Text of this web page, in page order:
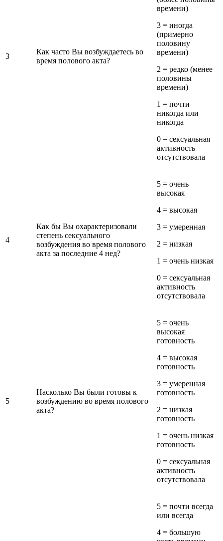
3
Как часто Вы возбуждаетесь во
время полового акта?
времени)
3 = иногда
(примерно
половину
времени)
2 = редко (менее
половины
времени)
1 = почти
никогда или
никогда
0 = сексуальная
активность
отсутствовала
4
Как бы Вы охарактеризовали
степень сексуального
возбуждения во время полового
акта за последние 4 нед?
5 = очень
высокая
4 = высокая
3 = умеренная
2 = низкая
1 = очень низкая
0 = сексуальная
активность
отсутствовала
5
Насколько Вы были готовы к
возбуждению во время полового
акта?
5 = очень
высокая
готовность
4 = высокая
готовность
3 = умеренная
готовность
2 = низкая
готовность
1 = очень низкая
готовность
0 = сексуальная
активность
отсутствовала
5 = почти всегда
или всегда
4 = большую